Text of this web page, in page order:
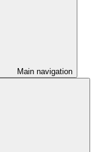
Main navigation